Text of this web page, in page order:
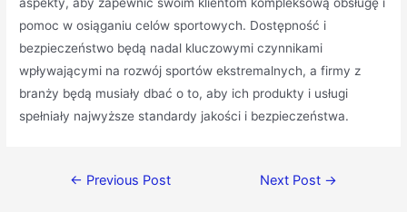
aspekty, aby zapewnić swoim klientom kompleksową obsługę i
pomoc w osiąganiu celów sportowych. Dostępność i
bezpieczeństwo będą nadal kluczowymi czynnikami
wpływającymi na rozwój sportów ekstremalnych, a firmy z
branży będą musiały dbać o to, aby ich produkty i usługi
spełniały najwyższe standardy jakości i bezpieczeństwa.
← Previous Post Next Post →